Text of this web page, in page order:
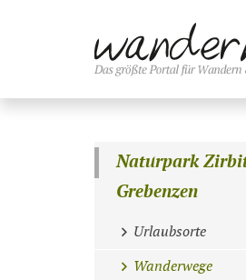
Naturpark
Grebenzen
Urlaubsorte
Wanderwege